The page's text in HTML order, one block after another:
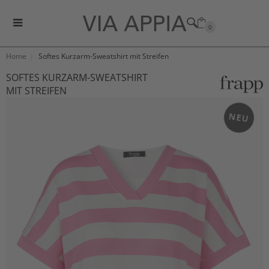
0
Home Softes Kurzarm-Sweatshirt mit Streifen
SOFTES KURZARM-SWEATSHIRT
MIT STREIFEN
NEU